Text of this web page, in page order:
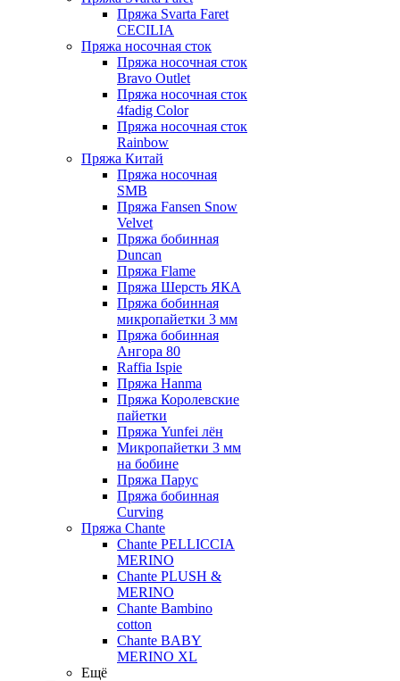
Пряжа Svarta Faret
CECILIA
Пряжа носочная сток
Пряжа носочная сток
Bravo Outlet
Пряжа носочная сток
4fadig Color
Пряжа носочная сток
Rainbow
Пряжа Китай
Пряжа носочная
SMB
Пряжа Fansen Snow
Velvet
Пряжа бобинная
Duncan
Пряжа Flame
Пряжа Шерсть ЯКА
Пряжа бобинная
микропайетки 3 мм
Пряжа бобинная
Ангора 80
Raffia Ispie
Пряжа Hanma
Пряжа Королевские
пайетки
Пряжа Yunfei лён
Микропайетки 3 мм
на бобине
Пряжа Парус
Пряжа бобинная
Curving
Пряжа Chante
Chante PELLICCIA
MERINO
Chante PLUSH &
MERINO
Chante Bambino
cotton
Chante BABY
MERINO XL
Ещё